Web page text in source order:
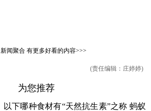
新闻聚合有更多好看的内容>>>
(责任编辑：庄婷婷)
为您推荐
以下哪种食材有“天然抗生素”之称 蚂蚁